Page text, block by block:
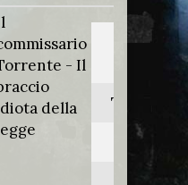
- Il
della
Titolo
originale:
Torrente 4
Anno: